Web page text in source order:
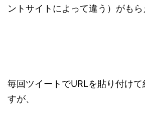
ントサイトによって違う）がもら
毎回ツイートでURLを貼り付け
すが、